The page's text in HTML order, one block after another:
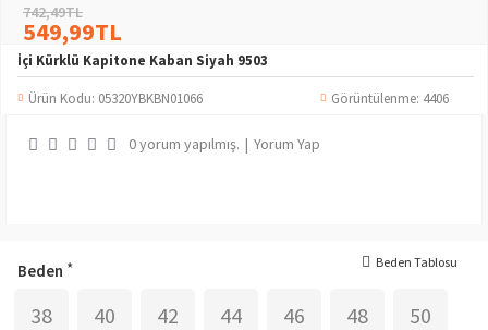
İçi Kürklü Kapitone Kaban Siyah 9503
Ürün Kodu: 05320YBKBN01066 Görüntülenme: 4406
0 yorum yapılmış. | Yorum Yap
549,99TL
742,49TL
Beden
38 40 42 44 46 48 50
Beden Tablosu